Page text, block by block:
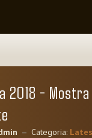
2018 -
Categoria: